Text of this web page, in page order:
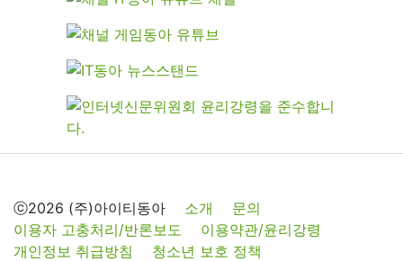
ⓒ2026 (주)아이티동아 소개
문의
이용자 고충처리/반론보도
이용약관/윤리강령
개인정보 취급방침
청소년 보호 정책